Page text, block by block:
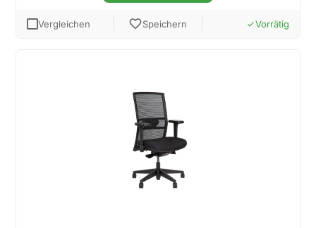
Vergleichen favoriteSpeichern doneVorrätig